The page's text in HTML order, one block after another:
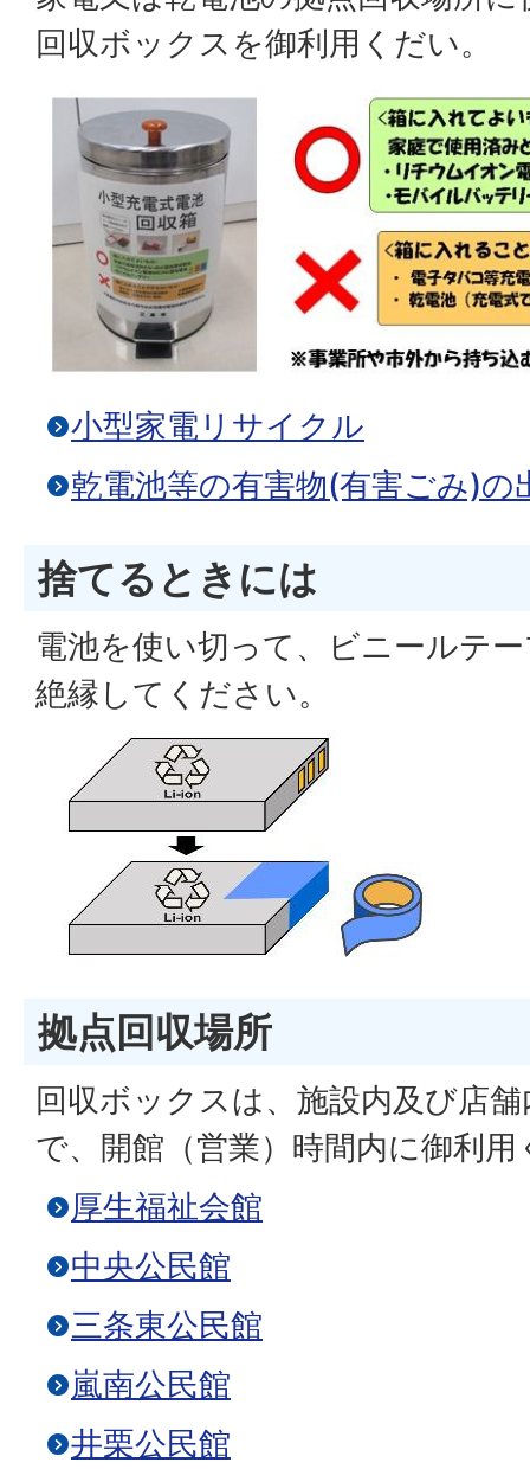
回収ボックスを御利用くだい。
小型家電リサイクル
乾電池等の有害物(有害ごみ)の
捨てるときには
電池を使い切って、ビニールテ
絶縁してください。
拠点回収場所
回収ボックスは、施設内及び店
で、開館（営業）時間内に御利
厚生福祉会館
中央公民館
三条東公民館
嵐南公民館
井栗公民館